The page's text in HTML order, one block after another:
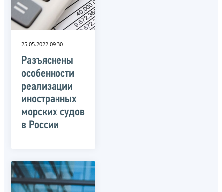
25.05.2022 09:30
Разъяснены
особенности
реализации
иностранных
морских судов
в России